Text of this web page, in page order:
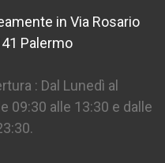
in Via Rosario
Palermo
: Dal Lunedì al
09:30 alle 13:30 e dalle